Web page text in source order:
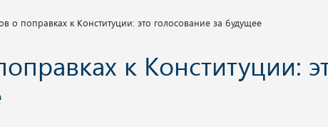
о поправках к Конституции: это голосование за будущее
к Конституции: